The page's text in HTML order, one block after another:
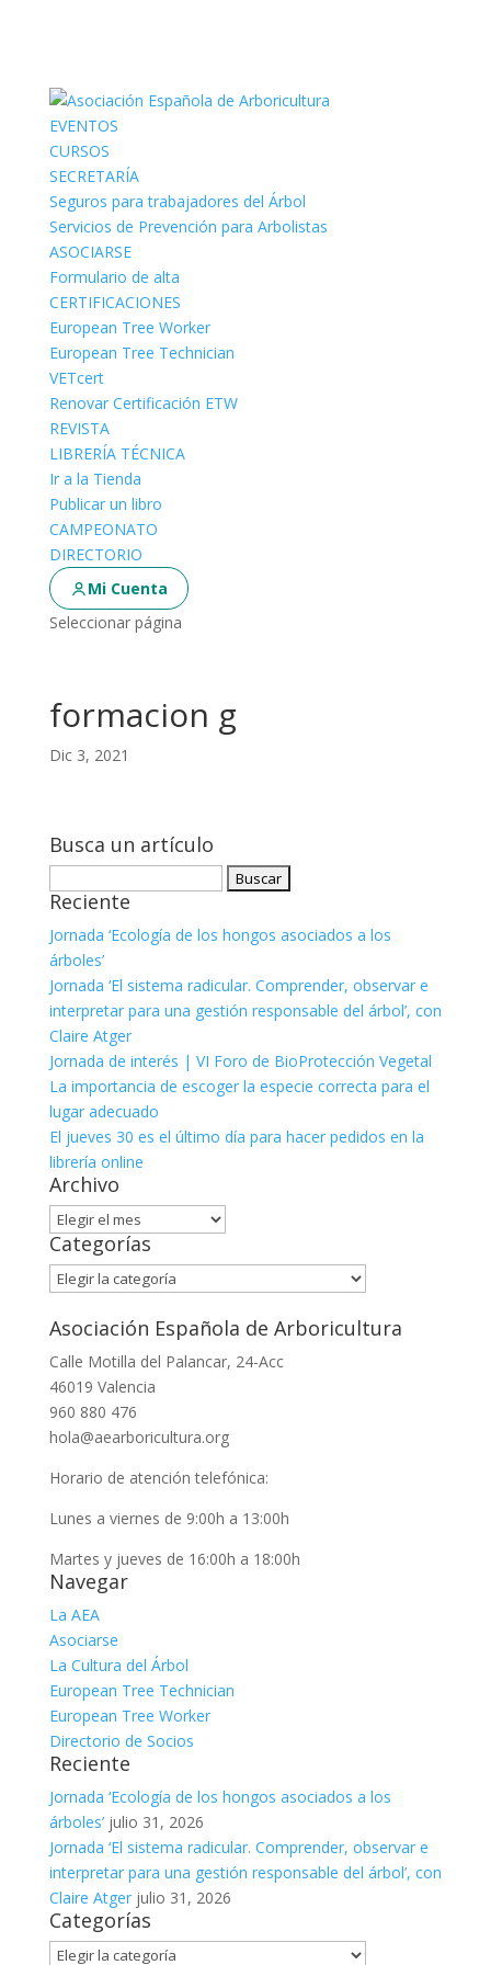
EVENTOS
CURSOS
SECRETARÍA
Seguros para trabajadores del Árbol
Servicios de Prevención para Arbolistas
ASOCIARSE
Formulario de alta
CERTIFICACIONES
European Tree Worker
European Tree Technician
VETcert
Renovar Certificación ETW
REVISTA
LIBRERÍA TÉCNICA
Ir a la Tienda
Publicar un libro
CAMPEONATO
DIRECTORIO
Mi Cuenta
Seleccionar página
formacion g
Dic 3, 2021
Busca un artículo
Reciente
Jornada ‘Ecología de los hongos asociados a los
árboles’
Jornada ‘El sistema radicular. Comprender, observar e
interpretar para una gestión responsable del árbol’, con
Claire Atger
Jornada de interés | VI Foro de BioProtección Vegetal
La importancia de escoger la especie correcta para el
lugar adecuado
El jueves 30 es el último día para hacer pedidos en la
librería online
Archivo
Archivo
Categorías
Categorías
Asociación Española de Arboricultura
Calle Motilla del Palancar, 24-Acc
46019 Valencia
960 880 476
hola@aearboricultura.org
Horario de atención telefónica:
Lunes a viernes de 9:00h a 13:00h
Martes y jueves de 16:00h a 18:00h
Navegar
La AEA
Asociarse
La Cultura del Árbol
European Tree Technician
European Tree Worker
Directorio de Socios
Reciente
Jornada ‘Ecología de los hongos asociados a los
árboles’ julio 31, 2026
Jornada ‘El sistema radicular. Comprender, observar e
interpretar para una gestión responsable del árbol’, con
Claire Atger julio 31, 2026
Categorías
Categorías